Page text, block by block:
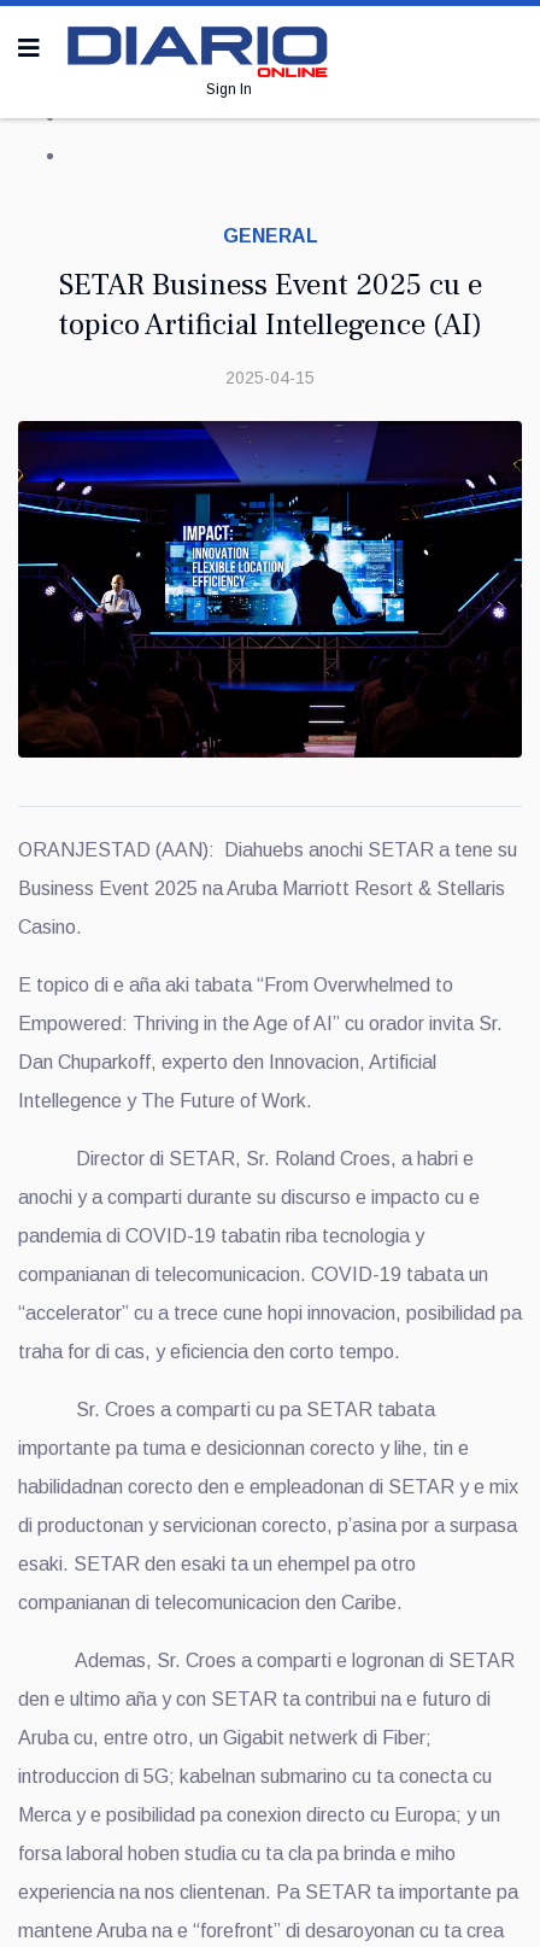
Sign In
GENERAL
SETAR Business Event 2025 cu e
topico Artificial Intellegence (AI)
2025-04-15
ORANJESTAD (AAN): Diahuebs anochi SETAR a tene su
Business Event 2025 na Aruba Marriott Resort & Stellaris
Casino.
E topico di e aña aki tabata “From Overwhelmed to
Empowered: Thriving in the Age of AI” cu orador invita Sr.
Dan Chuparkoff, experto den Innovacion, Artificial
Intellegence y The Future of Work.
Director di SETAR, Sr. Roland Croes, a habri e
anochi y a comparti durante su discurso e impacto cu e
pandemia di COVID-19 tabatin riba tecnologia y
companianan di telecomunicacion. COVID-19 tabata un
“accelerator” cu a trece cune hopi innovacion, posibilidad pa
traha for di cas, y eficiencia den corto tempo.
Sr. Croes a comparti cu pa SETAR tabata
importante pa tuma e desicionnan corecto y lihe, tin e
habilidadnan corecto den e empleadonan di SETAR y e mix
di productonan y servicionan corecto, p’asina por a surpasa
esaki. SETAR den esaki ta un ehempel pa otro
companianan di telecomunicacion den Caribe.
Ademas, Sr. Croes a comparti e logronan di SETAR
den e ultimo aña y con SETAR ta contribui na e futuro di
Aruba cu, entre otro, un Gigabit netwerk di Fiber;
introduccion di 5G; kabelnan submarino cu ta conecta cu
Merca y e posibilidad pa conexion directo cu Europa; y un
forsa laboral hoben studia cu ta cla pa brinda e miho
experiencia na nos clientenan. Pa SETAR ta importante pa
mantene Aruba na e “forefront” di desaroyonan cu ta crea